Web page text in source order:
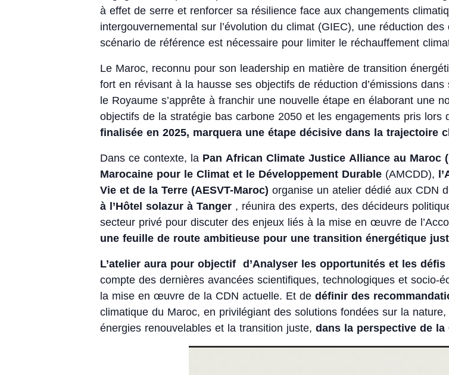
à effet de serre et renforcer sa résilience face aux changements
intergouvernemental sur l’évolution du climat (GIEC), une réduction
scénario de référence est nécessaire pour limiter le réchauffement
Le Maroc, reconnu pour son leadership en matière de transition
fort en révisant à la hausse ses objectifs de réduction d’émissions
le Royaume s’apprête à franchir une nouvelle étape en élaborant une
objectifs de la stratégie bas carbone 2050 et les engagements pris lors
finalisée en 2025, marquera une étape décisive dans la trajectoire
Dans ce contexte, la Pan African Climate Justice Alliance au Maroc
Marocaine pour le Climat et le Développement Durable (AMCDD),
Vie et de la Terre (AESVT-Maroc) organise un atelier dédié aux CDN
à l’Hôtel solazur à Tanger , réunira des experts, des décideurs
secteur privé pour discuter des enjeux liés à la mise en œuvre de
une feuille de route ambitieuse pour une transition énergétique
L’atelier aura pour objectif d’Analyser les opportunités et les défis
compte des dernières avancées scientifiques, technologiques et
la mise en œuvre de la CDN actuelle. Et dedéfinir des
climatique du Maroc, en privilégiant des solutions fondées sur la
énergies renouvelables et la transition juste, dans la perspective de la